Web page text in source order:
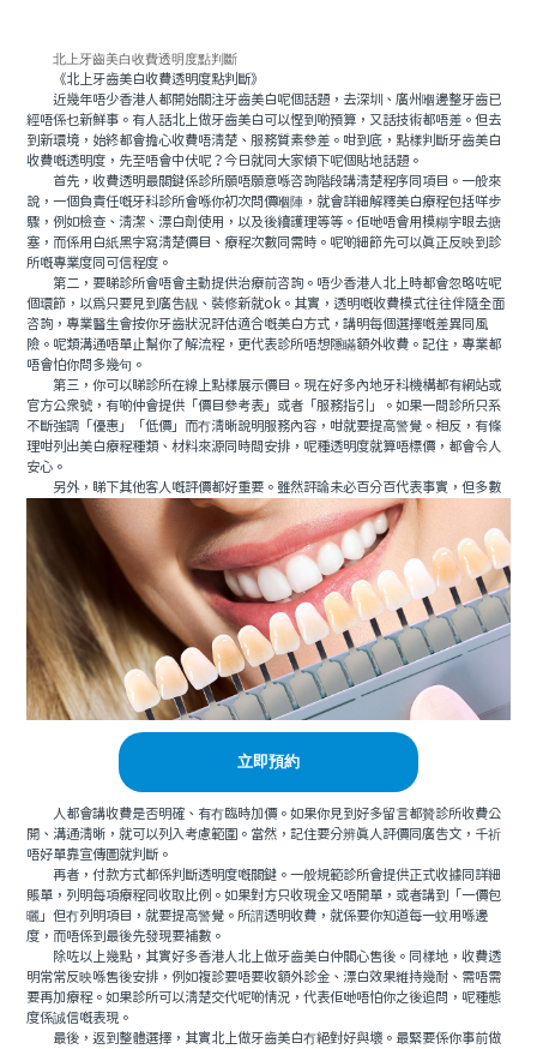
北上牙齒美白收費透明度點判斷
《北上牙齒美白收費透明度點判斷》
近幾年唔少香港人都開始關注牙齒美白呢個話題，去深圳、廣州嗰邊整牙齒已
經唔係乜新鮮事。有人話北上做牙齒美白可以慳到啲預算，又話技術都唔差。但去
到新環境，始終都會擔心收費唔清楚、服務質素參差。咁到底，點樣判斷牙齒美白
收費嘅透明度，先至唔會中伏呢？今日就同大家傾下呢個貼地話題。
首先，收費透明最關鍵係診所願唔願意喺咨詢階段講清楚程序同項目。一般來
說，一個負責任嘅牙科診所會喺你初次問價嗰陣，就會詳細解釋美白療程包括咩步
驟，例如檢查、清潔、漂白劑使用，以及後續護理等等。佢哋唔會用模糊字眼去搪
塞，而係用白紙黑字寫清楚價目、療程次數同需時。呢啲細節先可以真正反映到診
所嘅專業度同可信程度。
第二，要睇診所會唔會主動提供治療前咨詢。唔少香港人北上時都會忽略咗呢
個環節，以爲只要見到廣告靓、裝修新就ok。其實，透明嘅收費模式往往伴隨全面
咨詢，專業醫生會按你牙齒狀況評估適合嘅美白方式，講明每個選擇嘅差異同風
險。呢類溝通唔單止幫你了解流程，更代表診所唔想隱瞞額外收費。記住，專業都
唔會怕你問多幾句。
第三，你可以睇診所在線上點樣展示價目。現在好多內地牙科機構都有網站或
官方公衆號，有啲仲會提供「價目參考表」或者「服務指引」。如果一間診所只系
不斷強調「優惠」「低價」而冇清晰說明服務內容，咁就要提高警覺。相反，有條
理咁列出美白療程種類、材料來源同時間安排，呢種透明度就算唔標價，都會令人
安心。
另外，睇下其他客人嘅評價都好重要。雖然評論未必百分百代表事實，但多數
立即預約
人都會講收費是否明確、有冇臨時加價。如果你見到好多留言都贊診所收費公
開、溝通清晰，就可以列入考慮範圍。當然，記住要分辨真人評價同廣告文，千祈
唔好單靠宣傳圖就判斷。
再者，付款方式都係判斷透明度嘅關鍵。一般規範診所會提供正式收據同詳細
賬單，列明每項療程同收取比例。如果對方只收現金又唔開單，或者講到「一價包
曬」但冇列明項目，就要提高警覺。所謂透明收費，就係要你知道每一蚊用喺邊
度，而唔係到最後先發現要補數。
除咗以上幾點，其實好多香港人北上做牙齒美白仲關心售後。同樣地，收費透
明常常反映喺售後安排，例如複診要唔要收額外診金、漂白效果維持幾耐、需唔需
要再加療程。如果診所可以清楚交代呢啲情況，代表佢哋唔怕你之後追問，呢種態
度係誠信嘅表現。
最後，返到整體選擇，其實北上做牙齒美白冇絕對好與壞。最緊要係你事前做